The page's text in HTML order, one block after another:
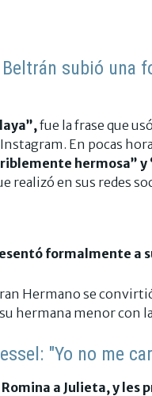
Beltrán subió una
fue la frase que
En pocas
hermosa” y
realizó en sus redes
formalmente a
Hermano se
hermana menor con
"Yo no me
a Julieta, y les